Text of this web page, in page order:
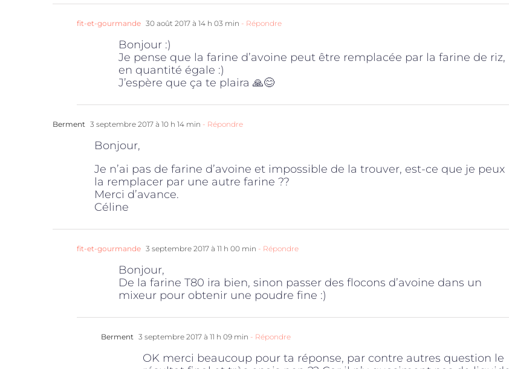
fit-et-gourmande 30 août 2017 à 14 h 03 min - Répondre
Bonjour :)
Je pense que la farine d’avoine peut être remplacée par la farine de riz,
en quantité égale :)
J’espère que ça te plaira 🙏😊
Berment 3 septembre 2017 à 10 h 14 min - Répondre
Bonjour,
Je n’ai pas de farine d’avoine et impossible de la trouver, est-ce que je peux
la remplacer par une autre farine ??
Merci d’avance.
Céline
fit-et-gourmande 3 septembre 2017 à 11 h 00 min - Répondre
Bonjour,
De la farine T80 ira bien, sinon passer des flocons d’avoine dans un
mixeur pour obtenir une poudre fine :)
Berment 3 septembre 2017 à 11 h 09 min - Répondre
OK merci beaucoup pour ta réponse, par contre autres question le